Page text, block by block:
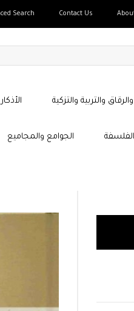
Search Contact Us
والتربية والتزكية
الجوامع والمجاميع